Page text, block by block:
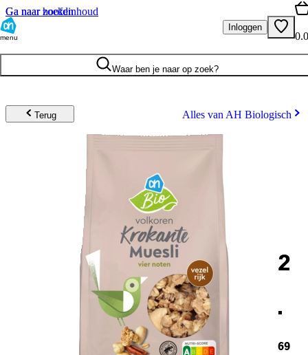
Ga naar hoofdinhoud
Ga naar zoeken
menu
Inloggen
Waar ben je naar op zoek?
Terug Alles van AH Biologisch
2
.
69